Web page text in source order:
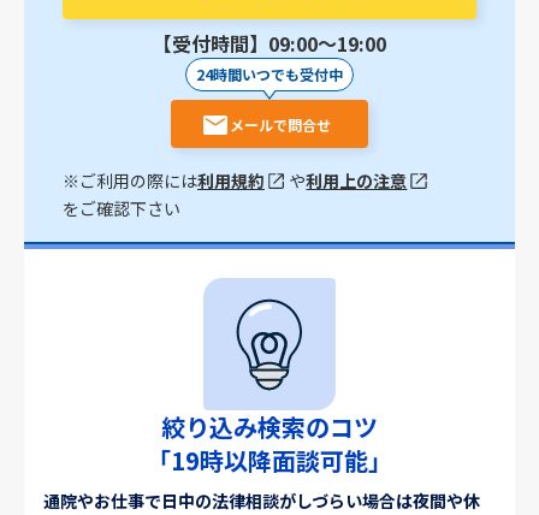
【受付時間】09:00〜19:00
24時間いつでも受付中
メールで問合せ
※ご利用の際には利用規約 や利用上の注意
をご確認下さい
絞り込み検索のコツ
「19時以降面談可能」
通院やお仕事で日中の法律相談がしづらい場合は夜間や休